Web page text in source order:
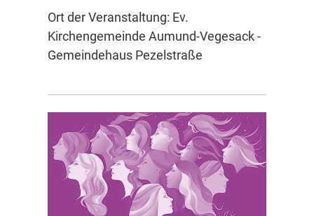
Ort der Veranstaltung: Ev.
Kirchengemeinde Aumund-Vegesack -
Gemeindehaus Pezelstraße